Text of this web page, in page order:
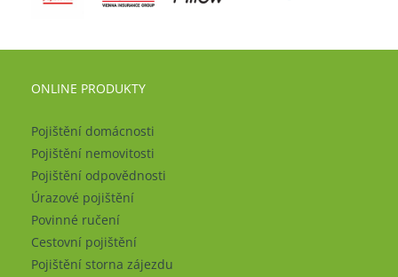
ONLINE PRODUKTY
Pojištění domácnosti
Pojištění nemovitosti
Pojištění odpovědnosti
Úrazové pojištění
Povinné ručení
Cestovní pojištění
Pojištění storna zájezdu